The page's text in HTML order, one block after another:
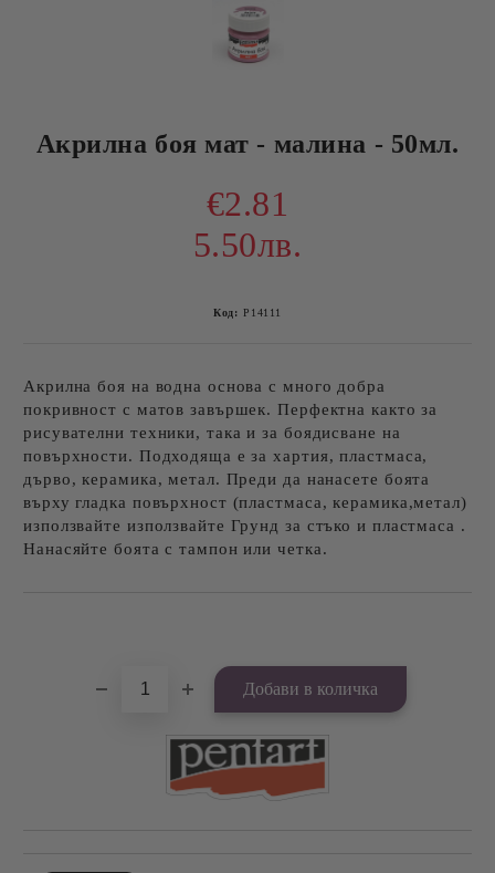
Акрилна боя мат - малина - 50мл.
€2.81
5.50лв.
Код: P14111
Акрилна боя на водна основа с много добра
покривност с матов завършек. Перфектна както за
рисувателни техники, така и за боядисване на
повърхности. Подходяща е за хартия, пластмаса,
дърво, керамика, метал. Преди да нанасете боята
върху гладка повърхност (пластмаса, керамика,метал)
използвайте използвайте Грунд за стъко и пластмаса .
Нанасяйте боята с тампон или четка.